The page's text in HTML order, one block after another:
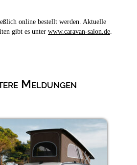
online bestellt werden. Aktuelle
gibt es unter www.caravan-salon.de
Meldungen